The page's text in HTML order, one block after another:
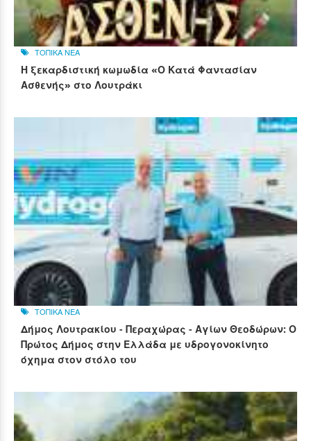
ΤΟΠΙΚΑ ΝΕΑ
Η ξεκαρδιστική κωμωδία «Ο Κατά Φαντασίαν
Ασθενής» στο Λουτράκι
ΤΟΠΙΚΑ ΝΕΑ
Δήμος Λουτρακίου - Περαχώρας - Αγίων Θεοδώρων: Ο
Πρώτος Δήμος στην Ελλάδα με υδρογονοκίνητο
όχημα στον στόλο του